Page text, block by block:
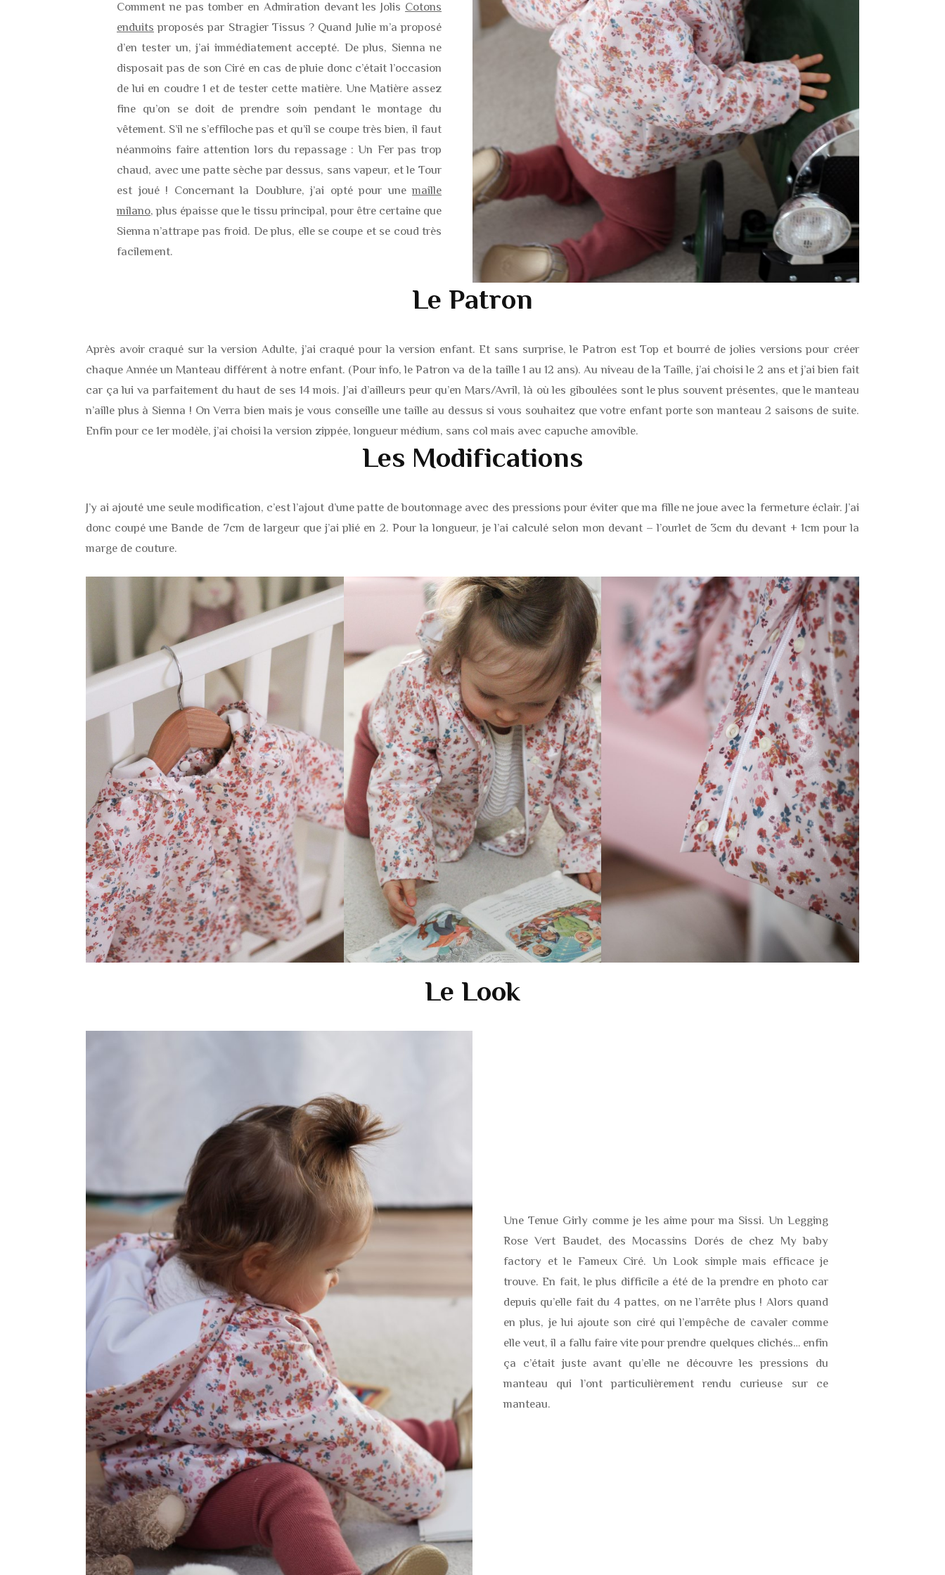
Comment ne pas tomber en Admiration devant les Jolis Cotons
enduits proposés par Stragier Tissus ? Quand Julie m’a proposé
d’en tester un, j’ai immédiatement accepté. De plus, Sienna ne
disposait pas de son Ciré en cas de pluie donc c’était l’occasion
de lui en coudre 1 et de tester cette matière. Une Matière assez
fine qu’on se doit de prendre soin pendant le montage du
vêtement. S’il ne s’effiloche pas et qu’il se coupe très bien, il faut
néanmoins faire attention lors du repassage : Un Fer pas trop
chaud, avec une patte sèche par dessus, sans vapeur, et le Tour
est joué ! Concernant la Doublure, j’ai opté pour unemaille
milano, plus épaisse que le tissu principal, pour être certaine que
Sienna n’attrape pas froid. De plus, elle se coupe et se coud très
facilement.
Le Patron
Après avoir craqué sur la version Adulte, j’ai craqué pour la version enfant. Et sans surprise, le Patron est Top et bourré de jolies versions pour créer
chaque Année un Manteau différent à notre enfant. (Pour info, le Patron va de la taille 1 au 12 ans). Au niveau de la Taille, j’ai choisi le 2 ans et j’ai bien fait
car ça lui va parfaitement du haut de ses 14 mois. J’ai d’ailleurs peur qu’en Mars/Avril, là où les giboulées sont le plus souvent présentes, que le manteau
n’aille plus à Sienna ! On Verra bien mais je vous conseille une taille au dessus si vous souhaitez que votre enfant porte son manteau 2 saisons de suite.
Enfin pour ce 1er modèle, j’ai choisi la version zippée, longueur médium, sans col mais avec capuche amovible.
Les Modifications
J’y ai ajouté une seule modification, c’est l’ajout d’une patte de boutonnage avec des pressions pour éviter que ma fille ne joue avec la fermeture éclair. J’ai
donc coupé une Bande de 7cm de largeur que j’ai plié en 2. Pour la longueur, je l’ai calculé selon mon devant – l’ourlet de 3cm du devant + 1cmpour la
marge de couture.
Le Look
Une Tenue Girly comme je les aime pour ma Sissi. Un Legging
Rose Vert Baudet, des Mocassins Dorés de chez My baby
factory et le Fameux Ciré. Un Look simple mais efficace je
trouve. En fait, le plus difficile a été de la prendre en photo car
depuis qu’elle fait du 4 pattes, on ne l’arrête plus ! Alors quand
en plus, je lui ajoute son ciré qui l’empêche de cavaler comme
elle veut, il a fallu faire vite pour prendre quelques clichés… enfin
ça c’était juste avant qu’elle ne découvre les pressions du
manteau qui l’ont particulièrement rendu curieuse sur ce
manteau.